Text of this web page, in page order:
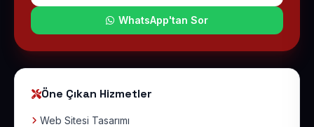
WhatsApp'tan Sor
Öne Çıkan Hizmetler
Web Sitesi Tasarımı